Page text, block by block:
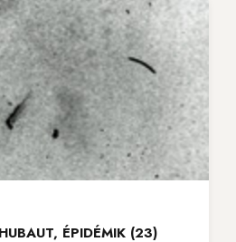
ÉPIDÉMIK (23)